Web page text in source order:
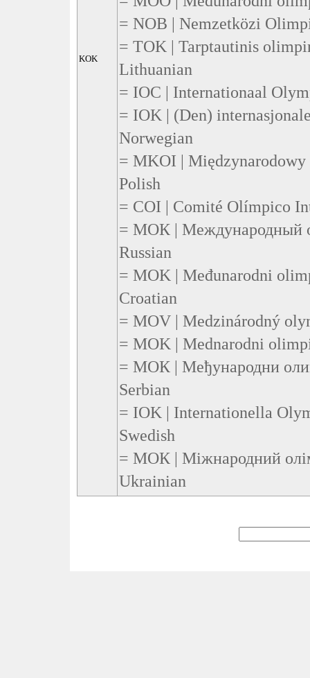
KOK
= NOB | Nemzetközi
= TOK | Tarptautinis
Lithuanian
= IOC | Internationaal
= IOK | (Den)
Norwegian
= MKOI |
Polish
= COI | Comité Olímpico
= МОК | Международный
Russian
= MOK | Međunarodni
Croatian
= MOV | Medzinárodný
= MOK | Mednarodni
= МОК | Међународни
Serbian
= IOK | Internationella
Swedish
= МОК | Міжнародний
Ukrainian